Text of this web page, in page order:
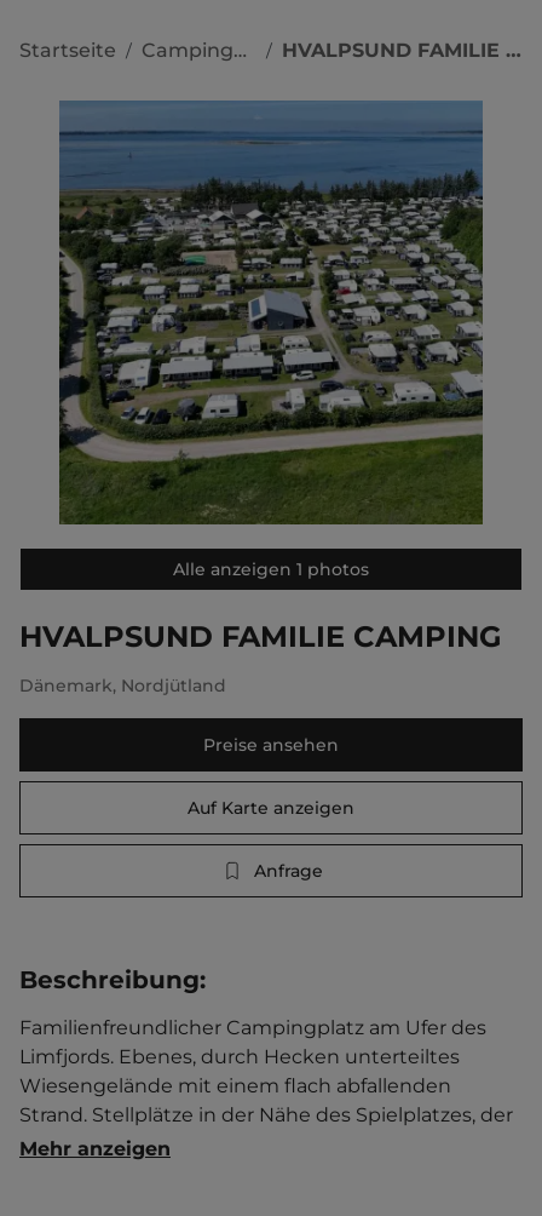
Startseite / Campingplätze / HVALPSUND FAMILIE CAMPING
Alle anzeigen 1 photos
HVALPSUND FAMILIE CAMPING
Dänemark, Nordjütland
Preise ansehen
Auf Karte anzeigen
Anfrage
Beschreibung:
Familienfreundlicher Campingplatz am Ufer des
Limfjords. Ebenes, durch Hecken unterteiltes
Wiesengelände mit einem flach abfallenden
Strand. Stellplätze in der Nähe des Spielplatzes, der
Badelandschaft, des Servicegebäudes oder mit
Mehr anzeigen